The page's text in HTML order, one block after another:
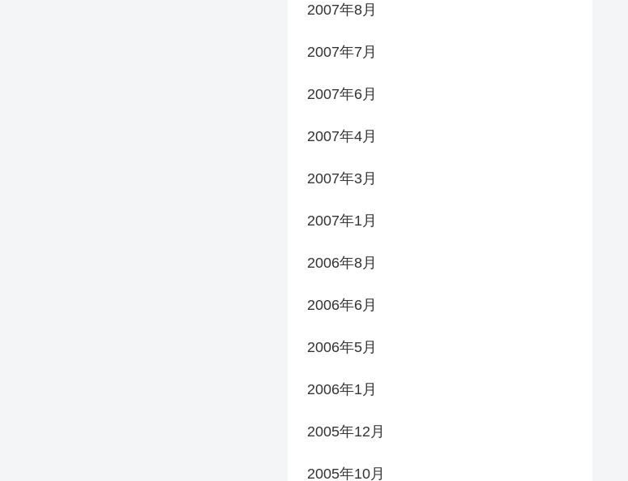
2007年8月
2007年7月
2007年6月
2007年4月
2007年3月
2007年1月
2006年8月
2006年6月
2006年5月
2006年1月
2005年12月
2005年10月